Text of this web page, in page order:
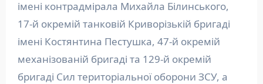
імені контрадмірала Михайла Білинського,
17-й окремій танковій Криворізькій бригаді
імені Костянтина Пестушка, 47-й окремій
механізованій бригаді та 129-й окремій
бригаді Сил територіальної оборони ЗСУ, а